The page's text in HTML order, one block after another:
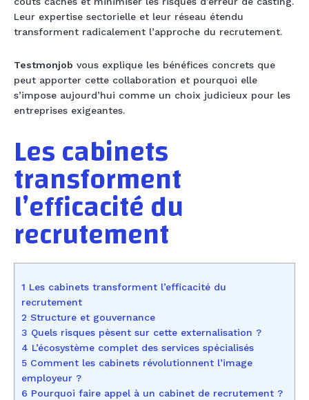
Leur expertise sectorielle et leur réseau étendu
transforment radicalement l’approche du recrutement.
Testmonjob vous explique les bénéfices concrets que
peut apporter cette collaboration et pourquoi elle
s’impose aujourd’hui comme un choix judicieux pour les
entreprises exigeantes.
Les cabinets
transforment
l’efficacité du
recrutement
1 Les cabinets transforment l’efficacité du
recrutement
2 Structure et gouvernance
3 Quels risques pèsent sur cette externalisation ?
4 L’écosystème complet des services spécialisés
5 Comment les cabinets révolutionnent l’image
employeur ?
6 Pourquoi faire appel à un cabinet de recrutement ?